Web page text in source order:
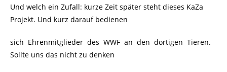
Und welch ein Zufall: kurze Zeit später steht dieses KaZa
Projekt. Und kurz darauf bedienen
sich Ehrenmitglieder des WWF an den dortigen Tieren.
Sollte uns das nicht zu denken